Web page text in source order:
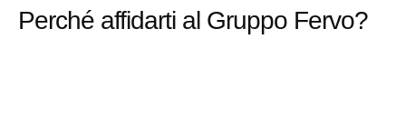
Perché affidarti al Gruppo Fervo?